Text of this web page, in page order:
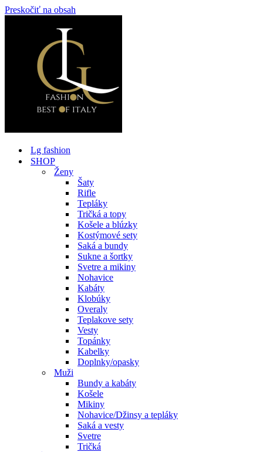
Preskočiť na obsah
Lg fashion
SHOP
Ženy
Šaty
Rifle
Tepláky
Tričká a topy
Košele a blúzky
Kostýmové sety
Saká a bundy
Sukne a šortky
Svetre a mikiny
Nohavice
Kabáty
Klobúky
Overaly
Teplakove sety
Vesty
Topánky
Kabelky
Doplnky/opasky
Muži
Bundy a kabáty
Košele
Mikiny
Nohavice/Džinsy a tepláky
Saká a vesty
Svetre
Tričká